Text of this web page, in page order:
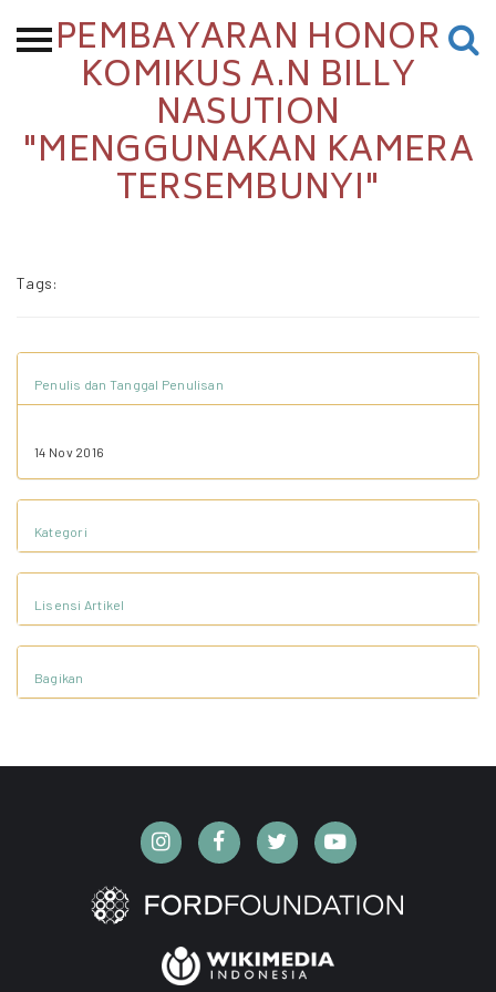
Beranda
Permohonan Hibah
Sekolah Pemikiran
Proyek Terdahulu
Kredit Web-site
PEMBAYARAN HONOR
KOMIKUS A.N BILLY
NASUTION
"MENGGUNAKAN KAMERA
TERSEMBUNYI"
Tags:
Penulis dan Tanggal Penulisan
14 Nov 2016
Kategori
Lisensi Artikel
Bagikan